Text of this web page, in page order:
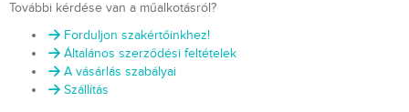
További kérdése van a műalkotásról?
Forduljon szakértőinkhez!
Általános szerződési feltételek
A vásárlás szabályai
Szállítás